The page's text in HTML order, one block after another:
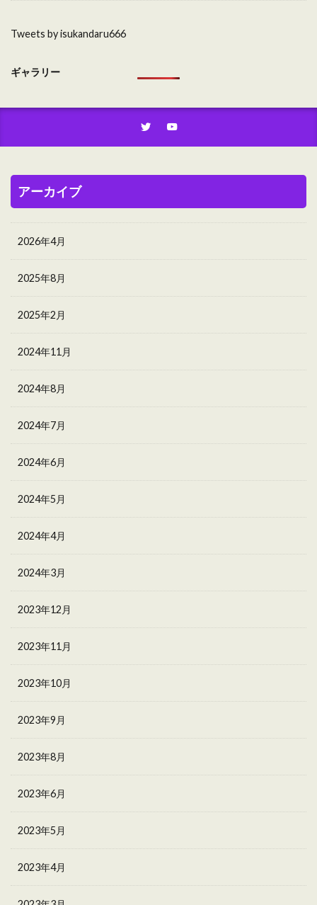
Tweets by isukandaru666
ギャラリー
アーカイブ
2026年4月
2025年8月
2025年2月
2024年11月
2024年8月
2024年7月
2024年6月
2024年5月
2024年4月
2024年3月
2023年12月
2023年11月
2023年10月
2023年9月
2023年8月
2023年6月
2023年5月
2023年4月